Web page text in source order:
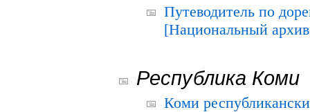
Путеводитель по
[Национальный
Республика Коми
Коми